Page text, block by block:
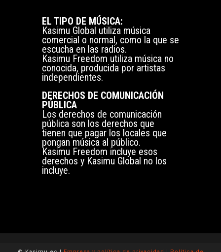
EL TIPO DE MÚSICA:
Kasimu Global utiliza música
comercial o normal, como la que se
escucha en las radios.
Kasimu Freedom utiliza música no
conocida, producida por artistas
independientes.
DERECHOS DE COMUNICACIÓN
PÚBLICA
Los derechos de comunicación
pública son los derechos que
tienen que pagar los locales que
pongan música al público.
Kasimu Freedom incluye esos
derechos y Kasimu Global no los
incluye.